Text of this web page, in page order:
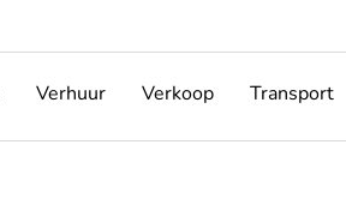
Verhuur Verkoop Transport